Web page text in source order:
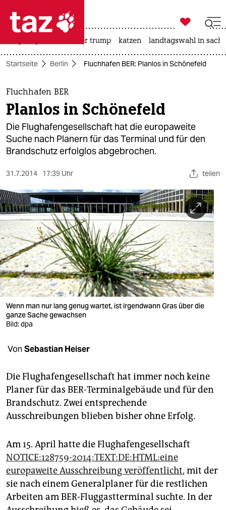
 taz zahl ich
taz zahl ich
themen
politik
öko
sport
berlin
nord
wahrheit
verlag
verlag
shop
fragen & hilfe
unterstützen
abo
epaper login

taz zahl ich
usa unter trump katzen landtagswahl in
Startseite Berlin Fluchhafen BER: Planlos in Schönefeld
Fluchhafen BER
Planlos in Schönefeld
Die Flughafengesellschaft hat die europaweite
Suche nach Planern für das Terminal und für den
Brandschutz erfolglos abgebrochen.
31.7.2014 17:39 Uhr teilen
Wenn man nur lang genug wartet, ist irgendwann Gras über die
ganze Sache gewachsen
Bild: dpa
Von Sebastian Heiser
Die Flughafengesellschaft hat immer noch keine
Planer für das BER-Terminalgebäude und für den
Brandschutz. Zwei entsprechende
Ausschreibungen blieben bisher ohne Erfolg.
Am 15. April hatte die Flughafengesellschaft
NOTICE:128759-2014:TEXT:DE:HTML:eine
europaweite Ausschreibung veröffentlicht, mit der
sie nach einem Generalplaner für die restlichen
Arbeiten am BER-Fluggastterminal suchte. In der